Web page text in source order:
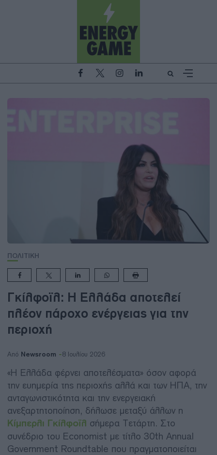
ΠΟΛΙΤΙΚΗ
Γκίλφοϊλ: Η Ελλάδα αποτελεί
πλέον πάροχο ενέργειας για την
περιοχή
Από Newsroom 8 Ιουλίου 2026
«Η Ελλάδα φέρνει αποτελέσματα» όσον αφορά
την ευημερία της περιοχής αλλά και των ΗΠΑ, την
ανταγωνιστικότητα και την ενεργειακή
ανεξαρτητοποίηση, δήλωσε μεταξύ άλλων η
Κίμπερλι Γκίλφοϊλ σήμερα Τετάρτη. Στο
συνέδριο του Economist με τίτλο 30th Annual
Government Roundtable που πραγματοποιείται